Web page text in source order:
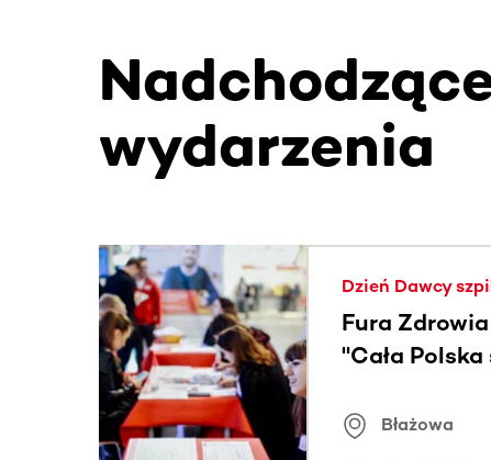
wydarzenia
Ta sekcja zawiera treści przewijane w
Dzień Dawcy
Fura
"Cała
Błażowa